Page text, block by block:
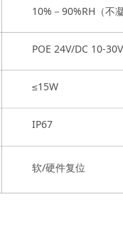
10%－90%RH（不
POE 24V/DC 10-30V
≤15W
IP67
软/硬件复位